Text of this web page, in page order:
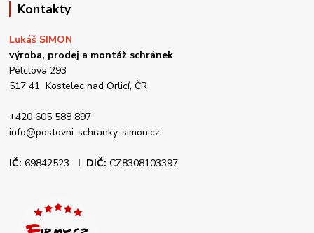
Kontakty
Lukáš SIMON
výroba, prodej a montáž schránek
Pelclova 293
517 41 Kostelec nad Orlicí, ČR
+420 605 588 897
info@postovni-schranky-simon.cz
IČ: 69842523 Ι DIČ: CZ8308103397